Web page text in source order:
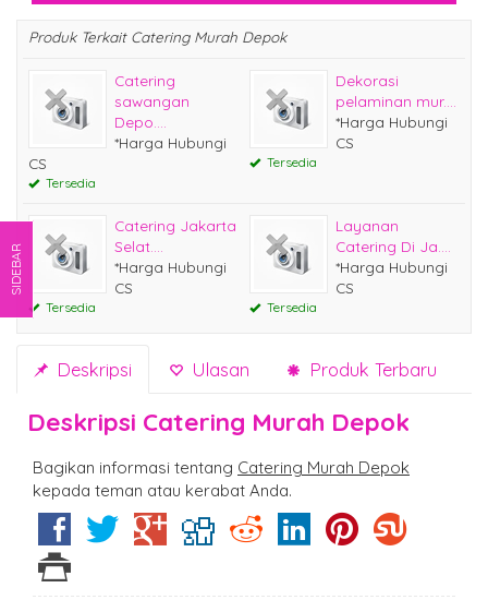
Produk Terkait Catering Murah Depok
Catering
sawangan
Depo....
*Harga Hubungi
CS
Tersedia
Dekorasi
pelaminan mur....
*Harga Hubungi
CS
Tersedia
Catering Jakarta
Selat....
*Harga Hubungi
CS
Tersedia
Layanan
Catering Di Ja....
*Harga Hubungi
CS
Tersedia
Deskripsi Ulasan Produk Terbaru
Deskripsi Catering Murah Depok
Bagikan informasi tentang Catering Murah Depok
kepada teman atau kerabat Anda.
SIDEBAR